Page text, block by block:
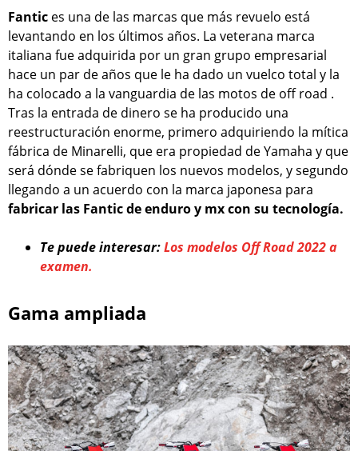
Fantic es una de las marcas que más revuelo está
levantando en los últimos años. La veterana marca
italiana fue adquirida por un gran grupo empresarial
hace un par de años que le ha dado un vuelco total y la
ha colocado a la vanguardia de las motos de off road .
Tras la entrada de dinero se ha producido una
reestructuración enorme, primero adquiriendo la mítica
fábrica de Minarelli, que era propiedad de Yamaha y que
será dónde se fabriquen los nuevos modelos, y segundo
llegando a un acuerdo con la marca japonesa para
fabricar las Fantic de enduro y mx con su tecnología.
Te puede interesar:Los modelos Off Road 2022 a
examen.
Gama ampliada